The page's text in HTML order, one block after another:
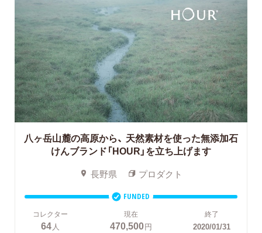
八ヶ岳山麓の高原から、 天然素材を使った無添加石
けんブランド「HOUR」を立ち上げます
長野県 プロダクト
FUNDED
コレクター
64人
現在
470,500円
終了
2020/01/31